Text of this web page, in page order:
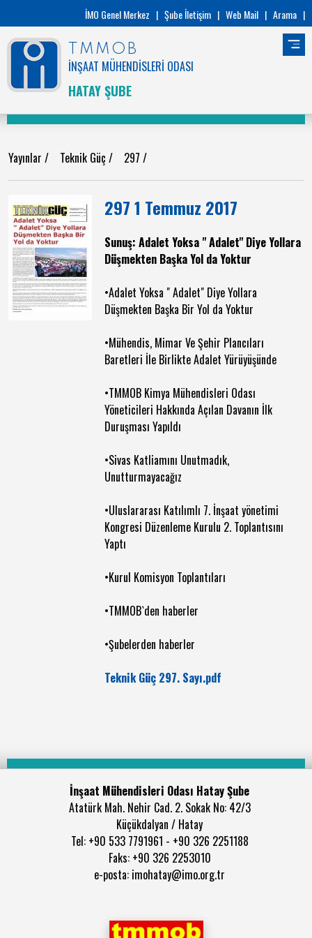
İMO Genel Merkez | Şube İletişim | Web Mail | Arama |
TMMOB
İNŞAAT MÜHENDİSLERİ ODASI
HATAY ŞUBE
Yayınlar / Teknik Güç / 297 /
297 1 Temmuz 2017
Sunuş: Adalet Yoksa " Adalet" Diye Yollara
Düşmekten Başka Yol da Yoktur
•Adalet Yoksa " Adalet" Diye Yollara
Düşmekten Başka Bir Yol da Yoktur
•Mühendis, Mimar Ve Şehir Plancıları
Baretleri İle Birlikte Adalet Yürüyüşünde
•TMMOB Kimya Mühendisleri Odası
Yöneticileri Hakkında Açılan Davanın İlk
Duruşması Yapıldı
•Sivas Katliamını Unutmadık,
Unutturmayacağız
•Uluslararası Katılımlı 7. İnşaat yönetimi
Kongresi Düzenleme Kurulu 2. Toplantısını
Yaptı
•Kurul Komisyon Toplantıları
•TMMOB`den haberler
•Şubelerden haberler
Teknik Güç 297. Sayı.pdf
İnşaat Mühendisleri Odası Hatay Şube
Atatürk Mah. Nehir Cad. 2. Sokak No: 42/3
Küçükdalyan / Hatay
Tel: +90 533 7791961 - +90 326 2251188
Faks: +90 326 2253010
e-posta: imohatay@imo.org.tr